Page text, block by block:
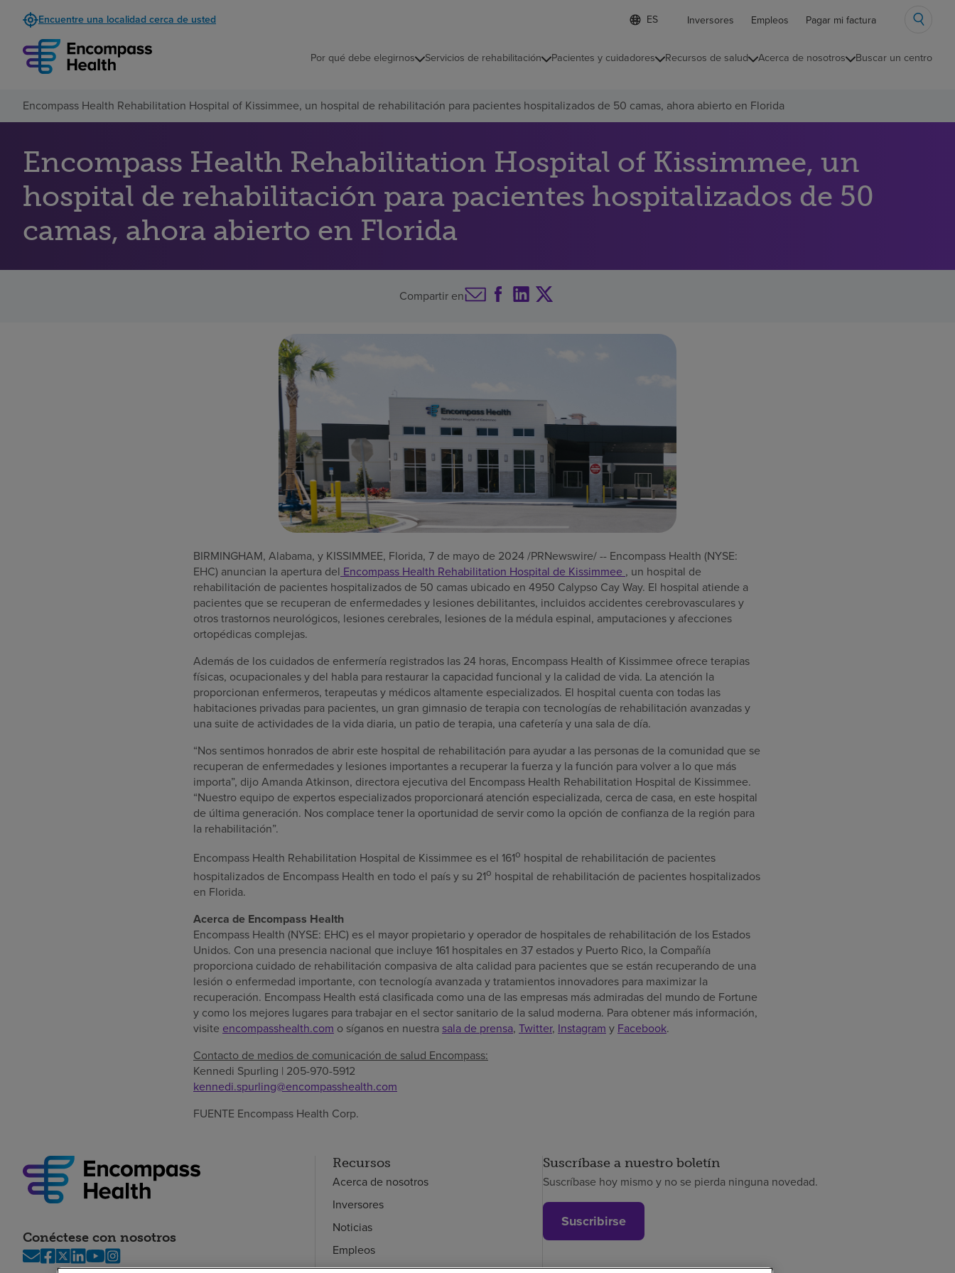
Encuentre una localidad cerca de usted
Lista
de
contraída
d
o
e
l
c
i
o
n
Inversores Empleos Pagar mi factura
Por qué debe elegirnos Servicios de rehabilitación Pacientes y cuidadores Recursos de salud Acerca de nosotros Buscar un centro
Encompass Health Rehabilitation Hospital of Kissimmee, un hospital de rehabilitación para pacientes hospitalizados de 50 camas, ahora abierto en Florida
Encompass Health Rehabilitation Hospital of Kissimmee, un
hospital de rehabilitación para pacientes hospitalizados de 50
camas, ahora abierto en Florida
Compartir en
BIRMINGHAM, Alabama, y KISSIMMEE, Florida, 7 de mayo de 2024/PRNewswire/ -- Encompass Health (NYSE:
EHC) anuncian la apertura del Encompass Health Rehabilitation Hospital de Kissimmee , un hospital de
rehabilitación de pacientes hospitalizados de 50 camas ubicado en 4950 Calypso Cay Way. El hospital atiende a
pacientes que se recuperan de enfermedades y lesiones debilitantes, incluidos accidentes cerebrovasculares y
otros trastornos neurológicos, lesiones cerebrales, lesiones de la médula espinal, amputaciones y afecciones
ortopédicas complejas.
Además de los cuidados de enfermería registrados las 24 horas, Encompass Health of Kissimmee ofrece terapias
físicas, ocupacionales y del habla para restaurar la capacidad funcional y la calidad de vida. La atención la
proporcionan enfermeros, terapeutas y médicos altamente especializados. El hospital cuenta con todas las
habitaciones privadas para pacientes, un gran gimnasio de terapia con tecnologías de rehabilitación avanzadas y
una suite de actividades de la vida diaria, un patio de terapia, una cafetería y una sala de día.
“Nos sentimos honrados de abrir este hospital de rehabilitación para ayudar a las personas de la comunidad que se
recuperan de enfermedades y lesiones importantes a recuperar la fuerza y la función para volver a lo que más
importa”, dijoAmanda Atkinson, directora ejecutiva del Encompass Health Rehabilitation Hospital de Kissimmee.
“Nuestro equipo de expertos especializados proporcionará atención especializada, cerca de casa, en este hospital
de última generación. Nos complace tener la oportunidad de servir como la opción de confianza de la región para
la rehabilitación”.
Encompass Health Rehabilitation Hospital de Kissimmee es el 161o hospital de rehabilitación de pacientes
hospitalizados de Encompass Health en todo el país y su 21o hospital de rehabilitación de pacientes hospitalizados
en Florida.
Acerca de Encompass Health
Encompass Health (NYSE: EHC) es el mayor propietario y operador de hospitales de rehabilitación de los Estados
Unidos. Con una presencia nacional que incluye 161 hospitales en 37 estados y Puerto Rico, la Compañía
proporciona cuidado de rehabilitación compasiva de alta calidad para pacientes que se están recuperando de una
lesión o enfermedad importante, con tecnología avanzada y tratamientos innovadores para maximizar la
recuperación. Encompass Health está clasificada como una de las empresas más admiradas del mundo de Fortune
y como los mejores lugares para trabajar en el sector sanitario de la salud moderna. Para obtener más información,
visite encompasshealth.com o síganos en nuestra sala de prensa, Twitter, Instagram y Facebook.
Contacto de medios de comunicación de salud Encompass:
Kennedi Spurling | 205-970-5912
kennedi.spurling@encompasshealth.com
FUENTE Encompass Health Corp.
Conéctese con nosotros
Recursos
Acerca de nosotros
Inversores
Noticias
Empleos
Suscríbase a nuestro boletín
Suscríbase hoy mismo y no se pierda ninguna novedad.
Suscribirse